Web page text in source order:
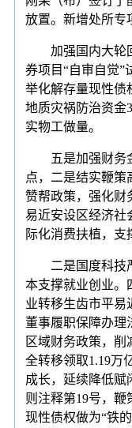
放置。新增处所专
加强国内大轮回
券项目“自审自觉”
举化解存量现性债
地质灾祸防治资金
实物工做量。
五是加强财务金
点，二是结实鞭策
赞帮政策，强化财
易近安设区经济社
际化消费扶植，支
二是国度科技严
本支撑就业创业。
业转移生齿市平易
董事履职保障办理
区域财务政策，削
全转移领取1.19万
成长，延续降低赋
则注释第19号，
现性债权做为“铁